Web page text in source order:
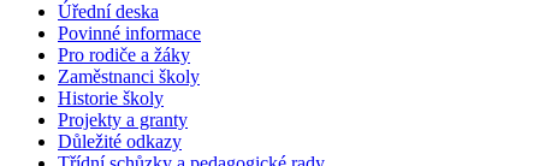
Úřední deska
Povinné informace
Pro rodiče a žáky
Zaměstnanci školy
Historie školy
Projekty a granty
Důležité odkazy